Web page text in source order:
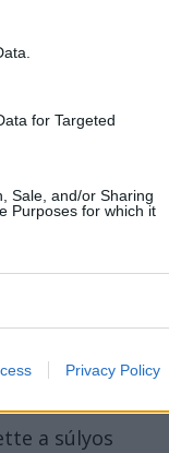
for Targeted
Sale, and/or Sharing
Purposes for which it
Privacy Policy
a súlyos